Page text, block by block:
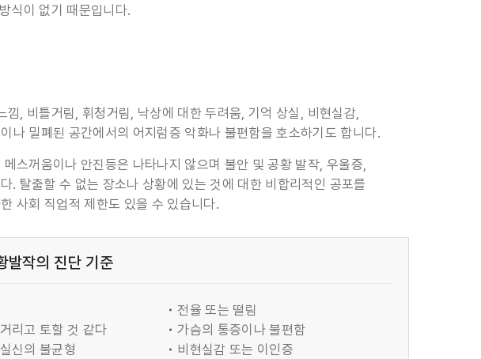
식이 없기 때문입니다.
, 비틀거림, 휘청거림, 낙상에 대한 두려움, 기억 상실, 비현실감,
나 밀폐된 공간에서의 어지럼증 악화나 불편함을 호소하기도 합니다.
스꺼움이나 안진등은 나타나지 않으며 불안 및 공황 발작, 우울증,
탈출할 수 없는 장소나 상황에 있는 것에 대한 비합리적인 공포를
사회 직업적 제한도 있을 수 있습니다.
발작의 진단 기준
전율 또는 떨림
리고 토할 것 같다
가슴의 통증이나 불편함
신의 불균형
비현실감 또는 이인증